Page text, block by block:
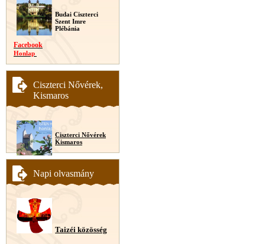
Budai Ciszterci
Szent Imre
Plébánia
Facebook
Honlap
Ciszterci Nővérek,
Kismaros
Ciszterci Nővérek
Kismaros
Napi olvasmány
Taizéi közösség